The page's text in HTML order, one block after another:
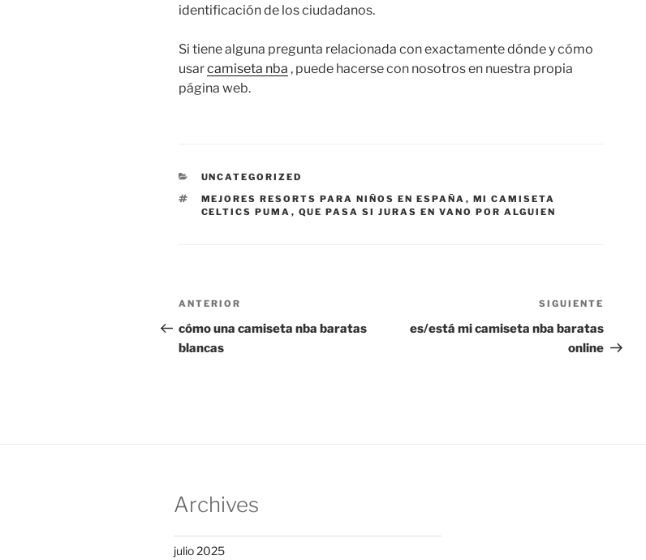
identificación de los ciudadanos.
Si tiene alguna pregunta relacionada con exactamente dónde y cómo
usarcamiseta nba , puede hacerse con nosotros en nuestra propia
página web.
CATEGORÍAS
UNCATEGORIZED
ETIQUETAS
MEJORES RESORTS PARA NIÑOS EN ESPAÑA , MI CAMISETA
CELTICS PUMA , QUE PASA SI JURAS EN VANO POR ALGUIEN
Navegación
de
entradas
Entrada
anterior:
ANTERIOR
cómo una camiseta nba baratas
blancas
entrada
SIGUIENTE
es/está mi camiseta nba baratas
online
Archives
julio 2025